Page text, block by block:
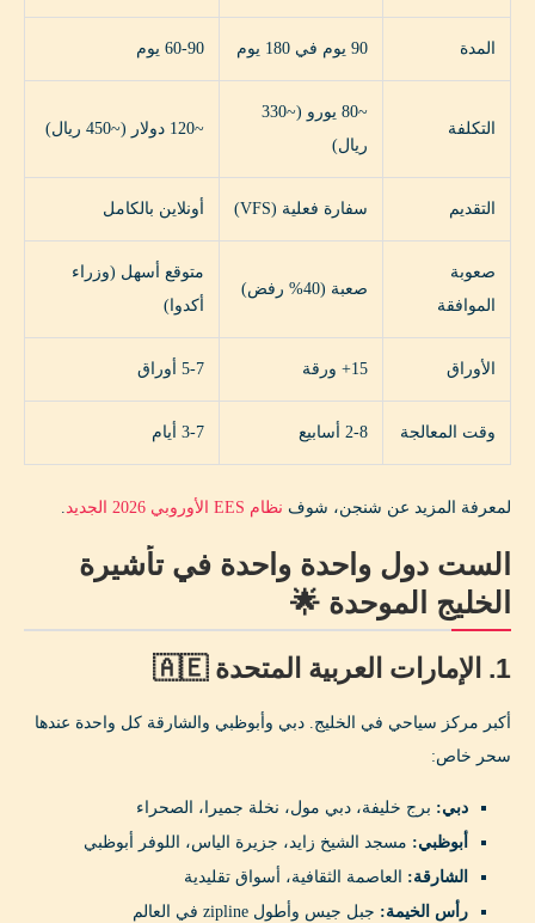
المدة 90 يوم في 180 يوم 60-90 يوم
التكلفة
~80 يورو (~330
ريال)
~120 دولار (~450 ريال)
التقديم سفارة فعلية (VFS) أونلاين بالكامل
صعوبة
الموافقة
صعبة (40% رفض)
متوقع أسهل (وزراء
أكدوا)
الأوراق 15+ ورقة 5-7 أوراق
وقت المعالجة 2-8 أسابيع 3-7 أيام
لمعرفة المزيد عن شنجن، شوف نظام EES الأوروبي 2026 الجديد .
الست دول واحدة واحدة في تأشيرة
الخليج الموحدة 🌟
1. الإمارات العربية المتحدة 🇦🇪
أكبر مركز سياحي في الخليج. دبي وأبوظبي والشارقة كل واحدة عندها
سحر خاص:
دبي: برج خليفة، دبي مول، نخلة جميرا، الصحراء
أبوظبي: مسجد الشيخ زايد، جزيرة الياس، اللوفر أبوظبي
الشارقة: العاصمة الثقافية، أسواق تقليدية
رأس الخيمة: جبل جيس وأطول zipline في العالم